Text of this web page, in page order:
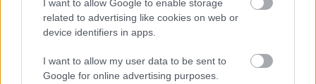
I want to allow Google to enable storage
related to advertising like cookies on web or
device identifiers in apps.
I want to allow my user data to be sent to
Google for online advertising purposes.
A népszerű ital, ami tízezrekkel végez
évente: érdemes minimalizálni a